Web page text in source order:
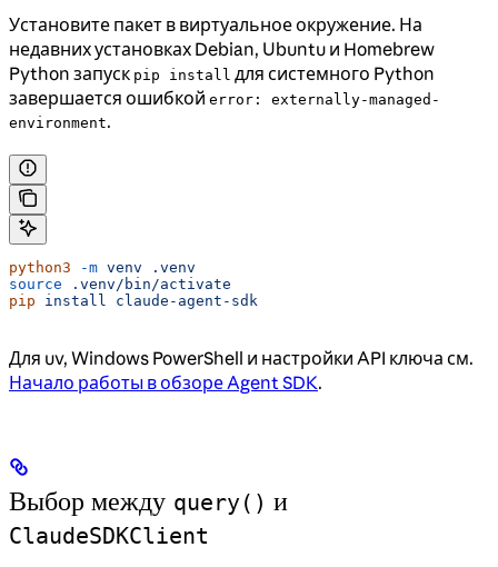
Установите пакет в виртуальное окружение. На
недавних установках Debian, Ubuntu и Homebrew
Python запуск pip install для системного Python
завершается ошибкой error: externally-managed-
environment.
python3 -m venv .venv
source .venv/bin/activate
pip install claude-agent-sdk
Для uv, Windows PowerShell и настройки API ключа см.
Начало работы в обзоре Agent SDK.
Выбор между query() и
ClaudeSDKClient